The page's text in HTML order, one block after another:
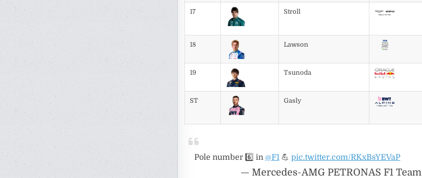
17 Stroll
18 Lawson
19 Tsunoda
ST Gasly
Pole number 6️⃣ in @F1💪 pic.twitter.com/RKxBsYEVaP
— Mercedes-AMG PETRONAS F1 Team